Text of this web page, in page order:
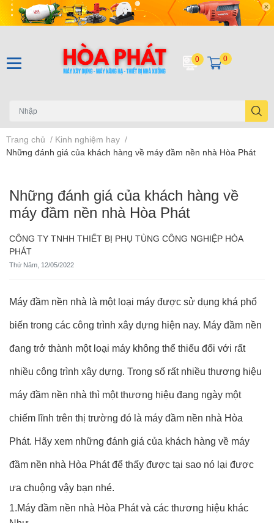
0 0
Trang chủ / Kinh nghiệm hay /
Những đánh giá của khách hàng về máy đầm nền nhà Hòa Phát
Những đánh giá của khách hàng về
máy đầm nền nhà Hòa Phát
CÔNG TY TNHH THIẾT BỊ PHỤ TÙNG CÔNG NGHIỆP HÒA
PHÁT
Thứ Năm, 12/05/2022
Máy đầm nền nhà là một loại máy được sử dụng khá phổ
biến trong các công trình xây dựng hiện nay. Máy đầm nền
đang trở thành một loại máy không thể thiếu đối với rất
nhiều công trình xây dựng. Trong số rất nhiều thương hiệu
máy đầm nền nhà thì một thương hiệu đang ngày một
chiếm lĩnh trên thị trường đó là máy đầm nền nhà Hòa
Phát. Hãy xem những đánh giá của khách hàng về máy
đầm nền nhà Hòa Phát để thấy được tại sao nó lại được
ưa chuộng vậy bạn nhé.
1.Máy đầm nền nhà Hòa Phát và các thương hiệu khác